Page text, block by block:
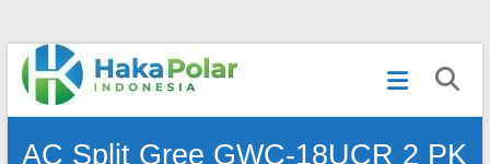
Skip
content
Telp
:
(021)
|AC Split Gree GWC-18UCR 2 PK